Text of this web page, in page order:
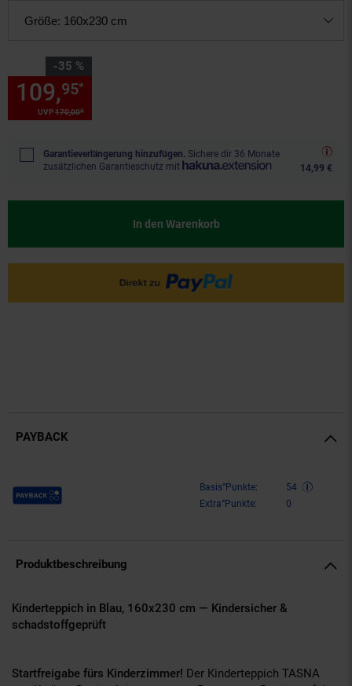
Größe: 160x230 cm
-35 %
Sie Sparen 35 Prozent,
UVP170,00*
109,95*
Garantieverlängerung hinzufügen. Sichere dir 36 Monate
zusätzlichen Garantieschutz mit
14,99 €
In den Warenkorb
PAYBACK
Payback Punkte Basis°Punkte:
54
Extra°Punkte:
0
Produktbeschreibung
Kinderteppich in Blau, 160x230 cm — Kindersicher &
schadstoffgeprüft
Startfreigabe fürs Kinderzimmer! Der Kinderteppich TASNA